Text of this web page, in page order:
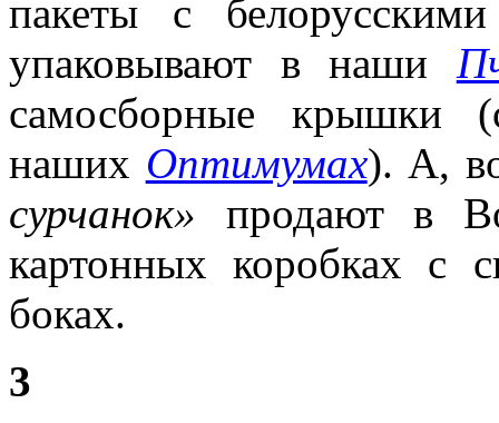
пакеты с
упаковывают в наши
самосборные крышки
наших Оптимумах). А,
сурчанок» продают в
картонных коробках с
боках.
3